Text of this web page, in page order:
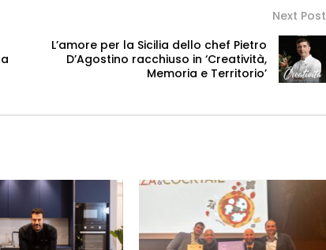
Next Post
L’amore per la Sicilia dello chef Pietro
D’Agostino racchiuso in ‘Creatività,
Memoria e Territorio’